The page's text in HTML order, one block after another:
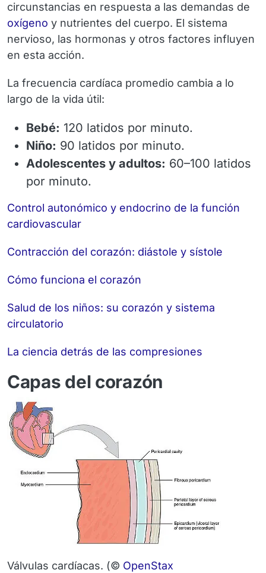
circunstancias en respuesta a las demandas de
oxígeno y nutrientes del cuerpo. El sistema
nervioso, las hormonas y otros factores influyen
en esta acción.
La frecuencia cardíaca promedio cambia a lo
largo de la vida útil:
Bebé: 120 latidos por minuto.
Niño: 90 latidos por minuto.
Adolescentes y adultos: 60–100 latidos
por minuto.
Control autonómico y endocrino de la función
cardiovascular
Contracción del corazón: diástole y sístole
Cómo funciona el corazón
Salud de los niños: su corazón y sistema
circulatorio
La ciencia detrás de las compresiones
Capas del corazón
Válvulas cardíacas. (© OpenStax